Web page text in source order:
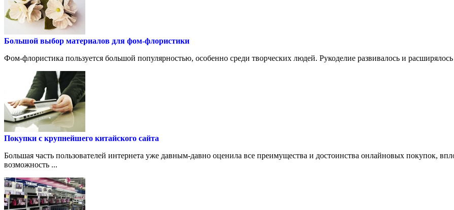
Большой выбор материалов для фом-флористики
Фом-флористика пользуется большой популярностью, особенно среди творческих людей. Рукоделие развивалось и
Покупки с крупнейшего китайского сайта
Большая часть пользователей интернета уже давным-давно оценила все преимущества и достоинства онлайновых покупок,
возможность ...